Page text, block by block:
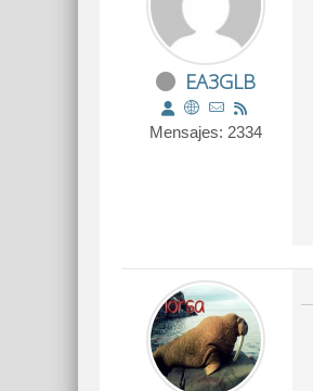
EA3GLB
Mensajes: 2334